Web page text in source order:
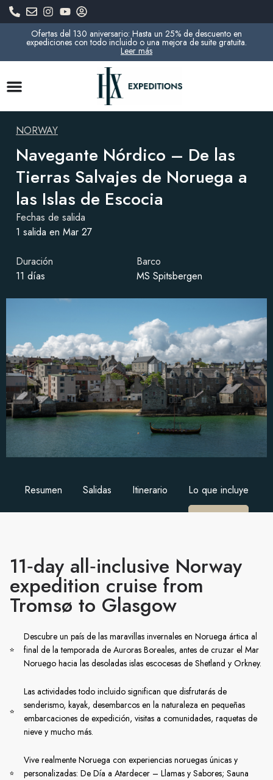
Ofertas del 130 aniversario: Hasta un 25% de descuento en
expediciones con todo incluido o una mejora de suite gratuita.
Leer más
NORWAY
Navegante Nórdico – De las
Tierras Salvajes de Noruega a
las Islas de Escocia
Fechas de salida
1 salida en Mar 27
Duración
11 días
Barco
MS Spitsbergen
Resumen Salidas Itinerario Lo que incluye
11‑day all‑inclusive Norway
expedition cruise from
Tromsø to Glasgow
Descubre un país de las maravillas invernales en Noruega ártica al
final de la temporada de Auroras Boreales, antes de cruzar el Mar
Noruego hacia las desoladas islas escocesas de Shetland y Orkney.
Las actividades todo incluido significan que disfrutarás de
senderismo, kayak, desembarcos en la naturaleza en pequeñas
embarcaciones de expedición, visitas a comunidades, raquetas de
nieve y mucho más.
Vive realmente Noruega con experiencias noruegas únicas y
personalizadas: De Día a Atardecer – Llamas y Sabores; Sauna